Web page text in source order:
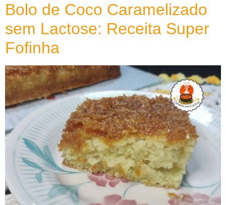
Bolo de Coco Caramelizado
sem Lactose: Receita Super
Fofinha